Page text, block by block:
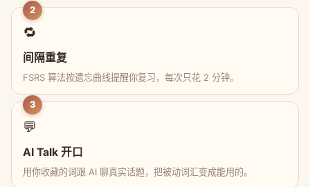
2
🔁
间隔重复
FSRS 算法按遗忘曲线提醒你复习，每次只花 2 分钟。
3
💬
AI Talk 开口
用你收藏的词跟 AI 聊真实话题，把被动词汇变成能用的。